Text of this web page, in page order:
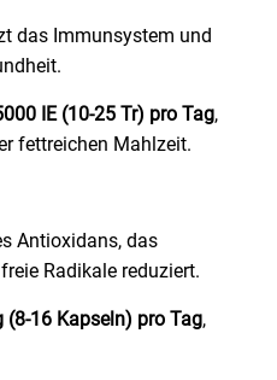
das Immunsystem und
IE (10-25 Tr) pro Tag,
fettreichen Mahlzeit.
Antioxidans, das
Radikale reduziert.
(8-16 Kapseln) pro Tag,